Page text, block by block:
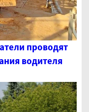
проводят
водителя